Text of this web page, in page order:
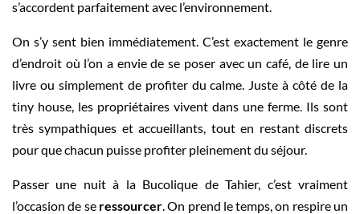
s’accordent parfaitement avec l’environnement.
On s’y sent bien immédiatement. C’est exactement le genre
d’endroit où l’on a envie de se poser avec un café, de lire un
livre ou simplement de profiter du calme. Juste à côté de la
tiny house, les propriétaires vivent dans une ferme. Ils sont
très sympathiques et accueillants, tout en restant discrets
pour que chacun puisse profiter pleinement du séjour.
Passer une nuit à la Bucolique de Tahier, c’est vraiment
l’occasion de se ressourcer. On prend le temps, on respire un